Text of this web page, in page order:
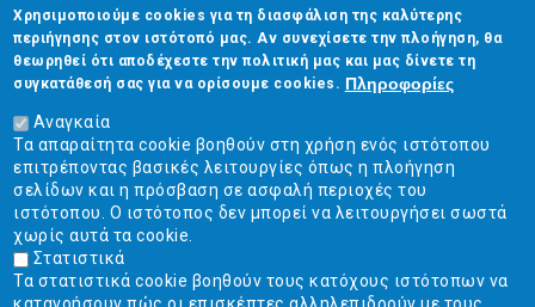
CAPTCHA
This
question is
for testing
whether or
not you are a
human visitor
and to
prevent
automated
spam
submissions.
5+2
Επικοινωνία
Στουρνάρη 17, Αθήνα 10683
2103304444
info@ekpizo.gr
www.ekpizo.gr
Δευ - Πεμ:10:00 πμ - 2:00 μμ
Χρησιμοποιούμε cookies για τη διασφάλιση της καλύτερης
περιήγησης στον ιστότοπό μας. Αν συνεχίσετε την πλοήγηση, θα
θεωρηθεί ότι αποδέχεστε την πολιτική μας και μας δίνετε τη
συγκατάθεσή σας για να ορίσουμε cookies. Πληροφορίες
Αναγκαία
Τα απαραίτητα cookie βοηθούν στη χρήση ενός ιστότοπου
επιτρέποντας βασικές λειτουργίες όπως η πλοήγηση
σελίδων και η πρόσβαση σε ασφαλή περιοχές του
ιστότοπου. Ο ιστότοπος δεν μπορεί να λειτουργήσει σωστά
χωρίς αυτά τα cookie.
Στατιστικά
Τα στατιστικά cookie βοηθούν τους κατόχους ιστότοπων να